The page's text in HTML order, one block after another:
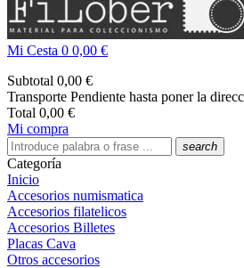
Mi Cesta 0 0,00 €
Subtotal 0,00 €
Transporte Pendiente hasta poner la
Total 0,00 €
Mi compra
search
Categoría
Inicio
Accesorios numismatica
Accesorios filatelicos
Accesorios Billetes
Placas Cava
Otros accesorios